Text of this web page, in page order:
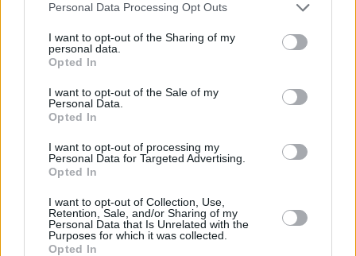
negar su consentimiento. Tenga en cuenta que algún
de su consentimiento, pero usted tiene el derecho de
rechazar tal procesamiento. Sus preferencias se aplicarán
cualquier momento entrando de nuevo en este sitio web o
visitando nuestra política de privacidad.
Personal Data Processing Opt Outs
I want to opt-out of the Sharing of my
personal data.
Opted In
I want to opt-out of the Sale of my
Personal Data.
Opted In
I want to opt-out of processing my
Personal Data for Targeted Advertising.
Opted In
I want to opt-out of Collection, Use,
Retention, Sale, and/or Sharing of my
Personal Data that Is Unrelated with the
Purposes for which it was collected.
Opted In